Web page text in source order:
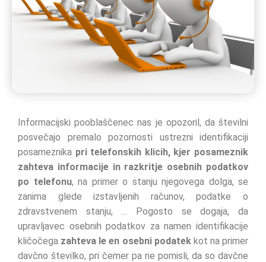
Informacijski pooblaščenec nas je opozoril, da številni
posvečajo premalo pozornosti ustrezni identifikaciji
posameznika pri telefonskih klicih, kjer posameznik
zahteva informacije in razkritje osebnih podatkov
po telefonu, na primer o stanju njegovega dolga, se
zanima glede izstavljenih računov, podatke o
zdravstvenem stanju, … Pogosto se dogaja, da
upravljavec osebnih podatkov za namen identifikacije
kličočega zahteva le en osebni podatekkot na primer
davčno številko, pri čemer pa ne pomisli, da so davčne